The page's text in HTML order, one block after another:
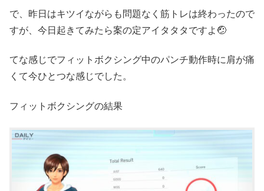
で、昨日はキツイながらも問題なく筋トレは終わったので
すが、今日起きてみたら案の定アイタタタですよ🤕
てな感じでフィットボクシング中のパンチ動作時に肩が痛
くて今ひとつな感じでした。
フィットボクシングの結果